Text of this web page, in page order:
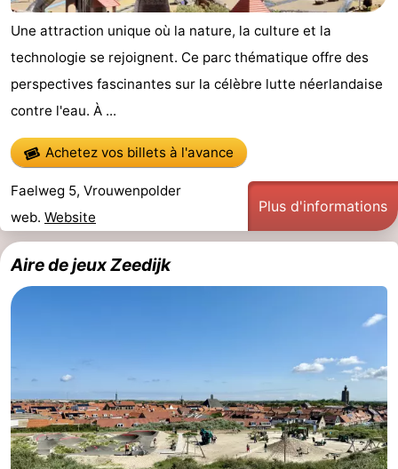
Une attraction unique où la nature, la culture et la
technologie se rejoignent. Ce parc thématique offre des
perspectives fascinantes sur la célèbre lutte néerlandaise
contre l'eau. À ...
Achetez vos billets à l'avance
Faelweg 5, Vrouwenpolder
web. Website
Plus d'informations
Aire de jeux Zeedijk